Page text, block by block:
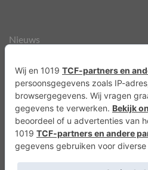
Nieuws
Over ons
Agenda
Privacyverklaring